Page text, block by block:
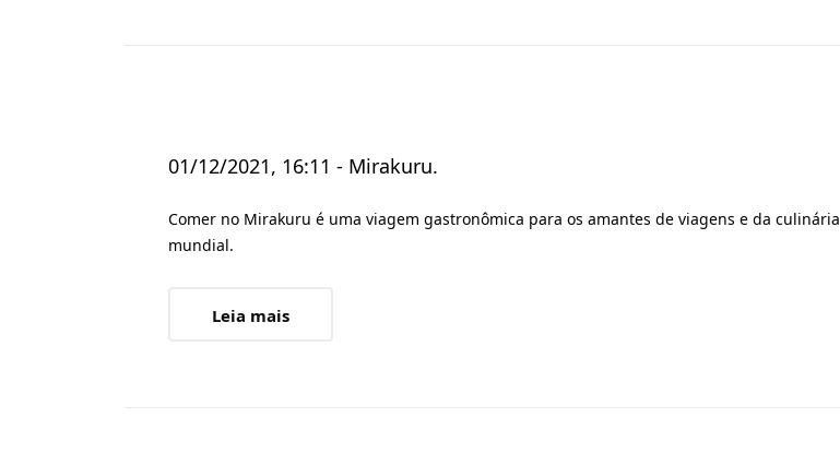
01/12/2021, 16:11 - Mirakuru.
Comer no Mirakuru é uma viagem gastronômica para os amantes de viagens e da culinária
mundial.
Leia mais